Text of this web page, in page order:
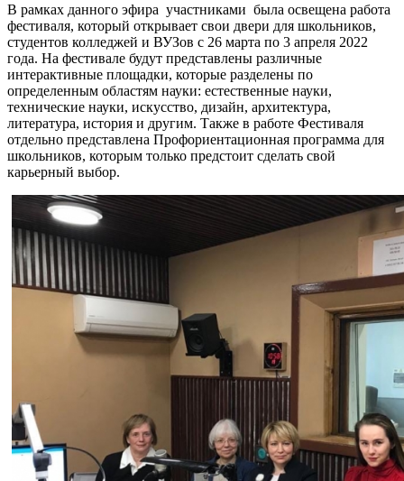
В рамках данного эфира участниками была освещена работа
фестиваля, который открывает свои двери для школьников,
студентов колледжей и ВУЗов с 26 марта по 3 апреля 2022
года. На фестивале будут представлены различные
интерактивные площадки, которые разделены по
определенным областям науки: естественные науки,
технические науки, искусство, дизайн, архитектура,
литература, история и другим. Также в работе Фестиваля
отдельно представлена Профориентационная программа для
школьников, которым только предстоит сделать свой
карьерный выбор.